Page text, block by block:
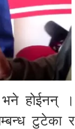
होईनन् ।
टुटेका र